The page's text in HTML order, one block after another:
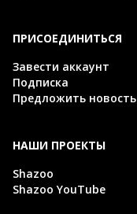
ПРИСОЕДИНИТЬСЯ
Завести аккаунт
Подписка
Предложить новость
НАШИ ПРОЕКТЫ
Shazoo
Shazoo YouTube